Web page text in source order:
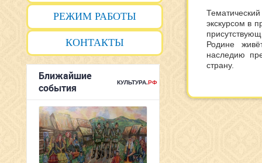
РЕЖИМ РАБОТЫ
КОНТАКТЫ
экскурсом в
Родине
наследию
страну.